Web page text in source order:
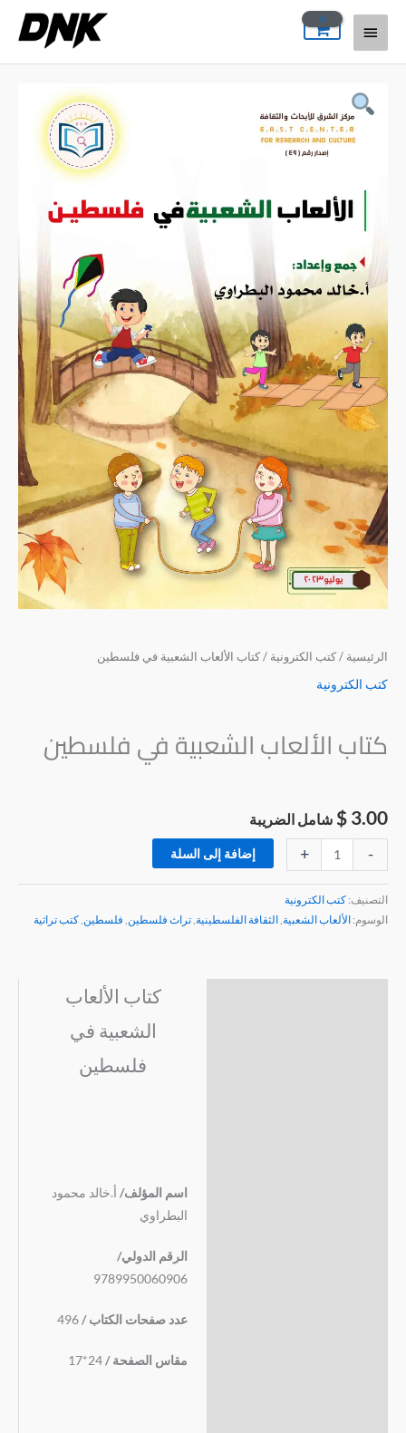
المحتوى
القائمة
الرئيسية
الرئيسية / كتب الكترونية / كتاب الألعاب الشعبية في فلسطين
كتب الكترونية
كتاب الألعاب الشعبية في فلسطين
$ 3.00 شامل الضريبة
-
كمية
كتاب
الألعاب
+ إضافة إلى السلة
التصنيف: كتب الكترونية
الوسوم: الألعاب الشعبية الثقافة الفلسطينية تراث فلسطين فلسطين كتب تراثية
كتاب الألعاب
الشعبية في
فلسطين
اسم المؤلف/أ.خالد محمود
البطراوي
الرقم الدولي/
9789950060906
عدد صفحات الكتاب /496
مقاس الصفحة /24*17